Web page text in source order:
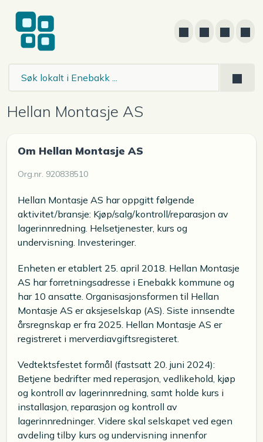
Hellan Montasje AS
Om Hellan Montasje AS
Org.nr. 920838510
Hellan Montasje AS har oppgitt følgende
aktivitet/bransje: Kjøp/salg/kontroll/reparasjon av
lagerinnredning. Helsetjenester, kurs og
undervisning. Investeringer.
Enheten er etablert 25. april 2018. Hellan Montasje
AS har forretningsadresse i Enebakk kommune og
har 10 ansatte. Organisasjonsformen til Hellan
Montasje AS er aksjeselskap (AS). Siste innsendte
årsregnskap er fra 2025. Hellan Montasje AS er
registreret i merverdiavgiftsregisteret.
Vedtektsfestet formål (fastsatt 20. juni 2024):
Betjene bedrifter med reperasjon, vedlikehold, kjøp
og kontroll av lagerinnredning, samt holde kurs i
installasjon, reparasjon og kontroll av
lagerinnredninger. Videre skal selskapet ved egen
avdeling tilby kurs og undervisning innenfor